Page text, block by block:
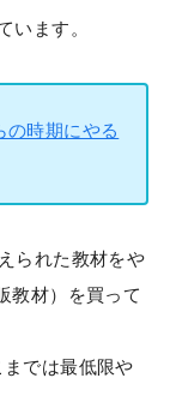
います。
の時期にやる
られた教材をや
教材）を買って
までは最低限や